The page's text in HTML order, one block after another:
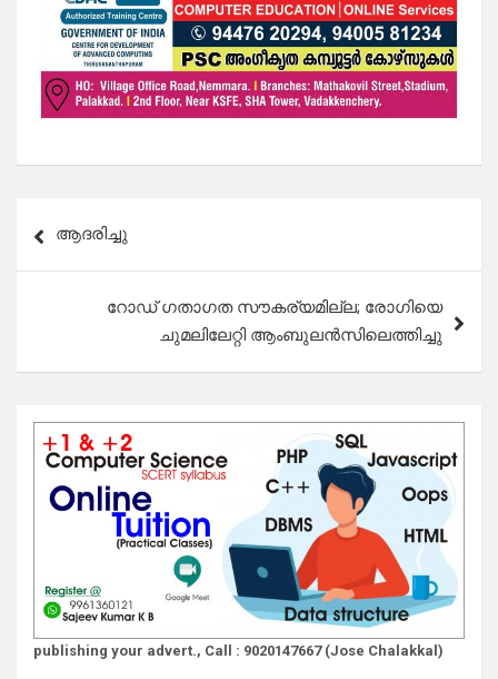
navigation
ആദരിച്ചു
റോഡ് ഗതാഗത സൗകര്യമില്ല; രോഗിയെ
ചുമലിലേറ്റി ആംബുലൻസിലെത്തിച്ചു
publishing your advert., Call : 9020147667 (Jose Chalakkal)